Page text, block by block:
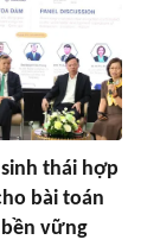
thái hợp
bài toán
vững